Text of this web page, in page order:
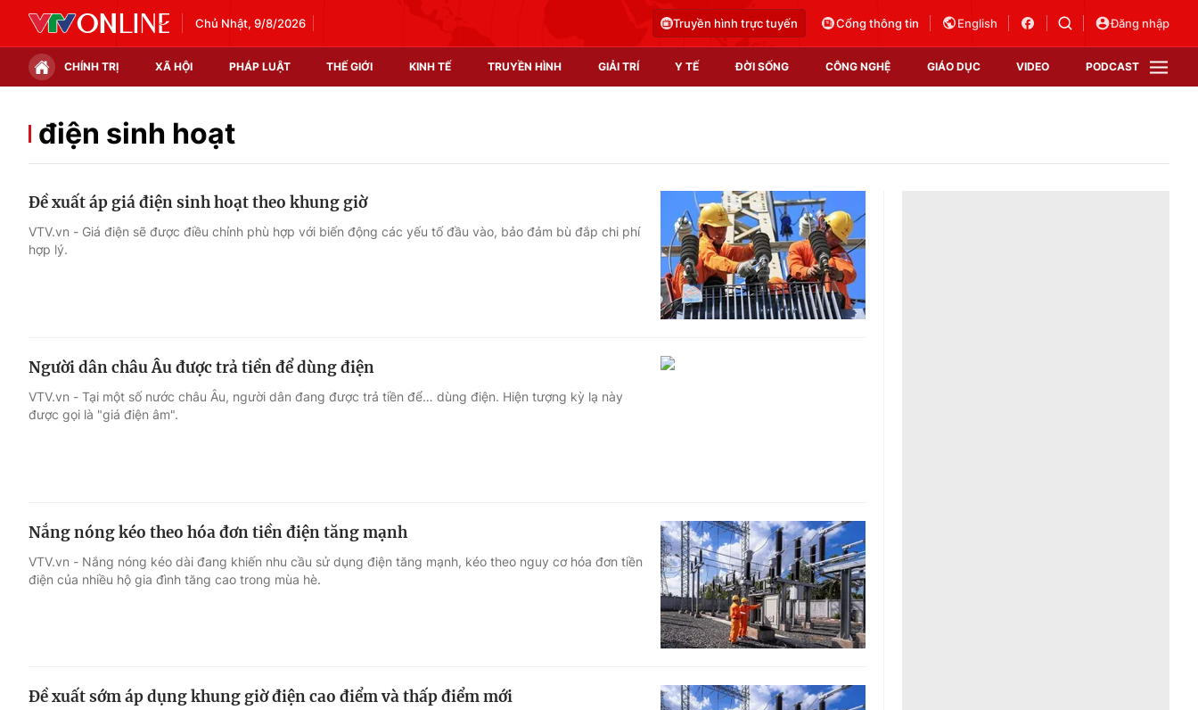
Chủ Nhật, 9/8/2026 Truyền hình trực tuyến Cổng thông tin English Đăng nhập
CHÍNH TRỊ XÃ HỘI PHÁP LUẬT THẾ GIỚI KINH TẾ TRUYỀN HÌNH GIẢI TRÍ Y TẾ ĐỜI SỐNG CÔNG NGHỆ GIÁO DỤC VIDEO PODCAST
Chính trị
Thế giới đó đây
Video
Shorts video
Podcast
EMagazine
Điện ảnh
Âm nhạc
Sao
Du lịch
Làm đẹp
Chất lượng cuộc sống
Học trực tuyến
Hitech Công nghệ tương lai
Sản phẩm
Thị trường
Tư vấn
VTV Sức khoẻ
điện sinh hoạt
Đề xuất áp giá điện sinh hoạt theo khung giờ
VTV.vn - Giá điện sẽ được điều chỉnh phù hợp với biến động các yếu tố đầu vào, bảo đảm bù đắp chi phí
hợp lý.
Người dân châu Âu được trả tiền để dùng điện
VTV.vn - Tại một số nước châu Âu, người dân đang được trả tiền để… dùng điện. Hiện tượng kỳ lạ này
được gọi là "giá điện âm".
Nắng nóng kéo theo hóa đơn tiền điện tăng mạnh
VTV.vn - Nắng nóng kéo dài đang khiến nhu cầu sử dụng điện tăng mạnh, kéo theo nguy cơ hóa đơn tiền
điện của nhiều hộ gia đình tăng cao trong mùa hè.
Đề xuất sớm áp dụng khung giờ điện cao điểm và thấp điểm mới